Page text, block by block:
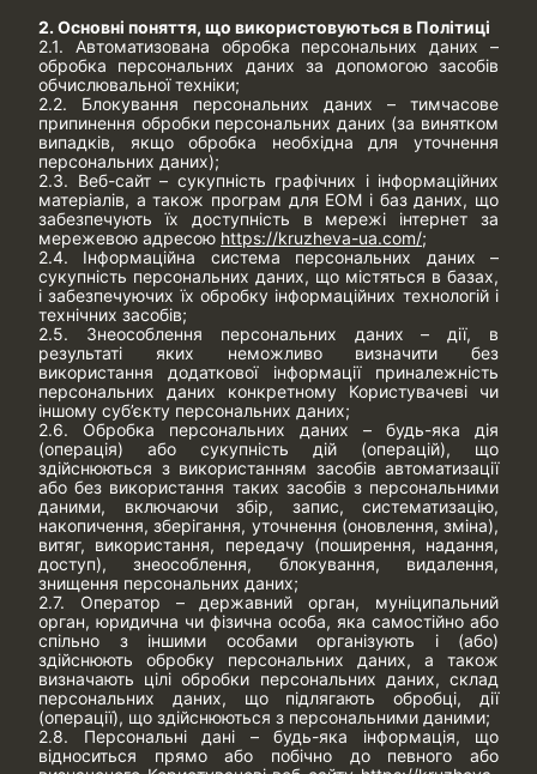
2. Основні поняття, що використовуються в Політиці
2.1. Автоматизована обробка персональних даних –
обробка персональних даних за допомогою засобів
обчислювальної техніки;
2.2. Блокування персональних даних – тимчасове
припинення обробки персональних даних (за винятком
випадків, якщо обробка необхідна для уточнення
персональних даних);
2.3. Веб-сайт – сукупність графічних і інформаційних
матеріалів, а також програм для ЕОМ і баз даних, що
забезпечують їх доступність в мережі інтернет за
мережевою адресою https://kruzheva-ua.com/;
2.4. Інформаційна система персональних даних –
сукупність персональних даних, що містяться в базах,
і забезпечуючих їх обробку інформаційних технологій і
технічних засобів;
2.5. Знеособлення персональних даних – дії, в
результаті яких неможливо визначити без
використання додаткової інформації приналежність
персональних даних конкретному Користувачеві чи
іншому суб’єкту персональних даних;
2.6. Обробка персональних даних – будь-яка дія
(операція) або сукупність дій (операцій), що
здійснюються з використанням засобів автоматизації
або без використання таких засобів з персональними
даними, включаючи збір, запис, систематизацію,
накопичення, зберігання, уточнення (оновлення, зміна),
витяг, використання, передачу (поширення, надання,
доступ), знеособлення, блокування, видалення,
знищення персональних даних;
2.7. Оператор – державний орган, муніципальний
орган, юридична чи фізична особа, яка самостійно або
спільно з іншими особами організують і (або)
здійснюють обробку персональних даних, а також
визначають цілі обробки персональних даних, склад
персональних даних, що підлягають обробці, дії
(операції), що здійснюються з персональними даними;
2.8. Персональні дані – будь-яка інформація, що
відноситься прямо або побічно до певного або